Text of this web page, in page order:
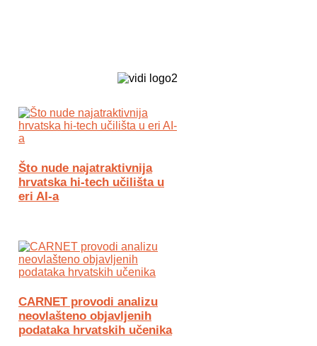
Što nude najatraktivnija
hrvatska hi-tech učilišta u
eri AI-a
CARNET provodi analizu
neovlašteno objavljenih
podataka hrvatskih učenika